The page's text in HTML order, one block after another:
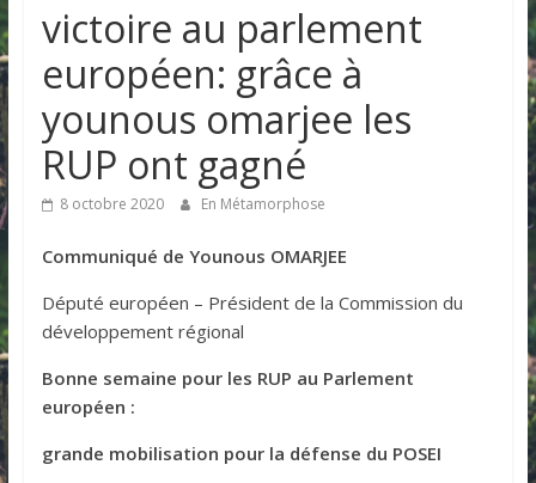
victoire au parlement
européen: grâce à
younous omarjee les
RUP ont gagné
8 octobre 2020 En Métamorphose
Communiqué de Younous OMARJEE
Député européen – Président de la Commission du
développement régional
Bonne semaine pour les RUP au Parlement
européen :
grande mobilisation pour la défense du POSEI